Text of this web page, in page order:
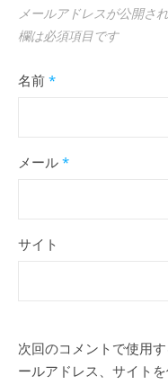
メールアドレスが公開さ
欄は必須項目です
名前 *
メール *
サイト
次回のコメントで使用
ールアドレス、サイトを